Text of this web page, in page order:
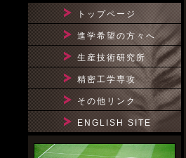
トップページ
進学希望の方々へ
生産技術研究所
精密工学専攻
その他リンク
ENGLISH SITE